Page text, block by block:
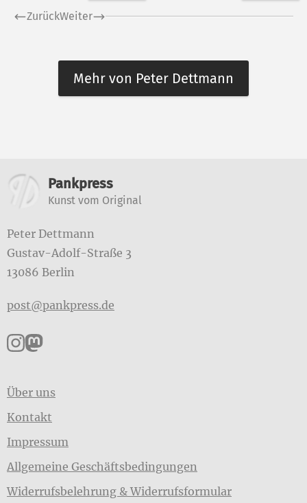
ZurückWeiter
Mehr von Peter Dettmann
Weitere Informationen
Pankpress
Kunst vom Original
Peter Dettmann
Gustav-Adolf-Straße 3
13086 Berlin
post@pankpress.de
Pankpress auf Instagram
Pankpress auf Mastodon
Über uns
Kontakt
Impressum
Allgemeine Geschäftsbedingungen
Widerrufsbelehrung & Widerrufsformular